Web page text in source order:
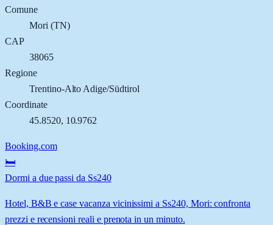
Comune
Mori (TN)
CAP
38065
Regione
Trentino-Alto Adige/Südtirol
Coordinate
45.8520, 10.9762
Booking.com
🛏️
Dormi a due passi da Ss240
Hotel, B&B e case vacanza vicinissimi a Ss240, Mori: confronta
prezzi e recensioni reali e prenota in un minuto.